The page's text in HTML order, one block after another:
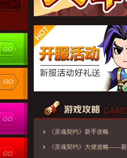
《灵魂契约》新手攻略
《灵魂契约》大佬攻略——